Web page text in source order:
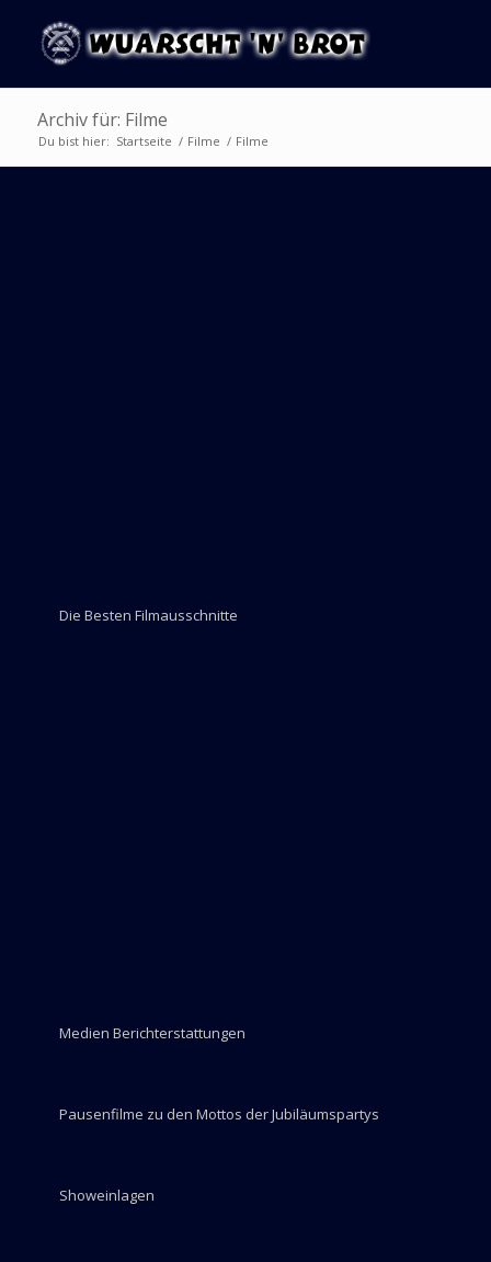
Archiv für: Filme
Du bist hier: Startseite / Filme / Filme
Die Besten Filmausschnitte
Medien Berichterstattungen
Pausenfilme zu den Mottos der Jubiläumspartys
Showeinlagen